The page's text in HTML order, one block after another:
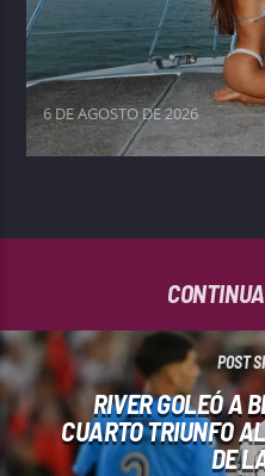
6 DE AGOSTO DE 2026
POST
RIVER GOLEÓ A
CUARTO TRIUNFO
DE